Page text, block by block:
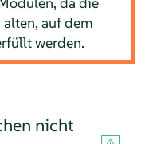
auf dem
werden.
nicht